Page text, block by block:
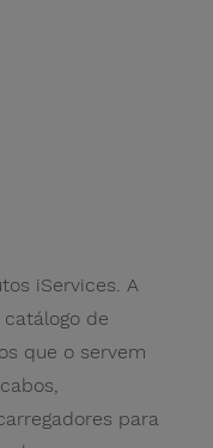
iServices. A
de
que o servem
para